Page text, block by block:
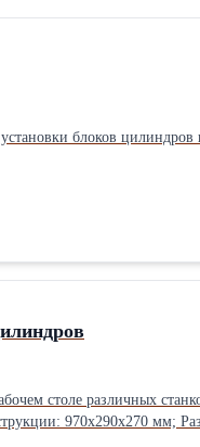
блоков
столе различных
970х290х270 мм;